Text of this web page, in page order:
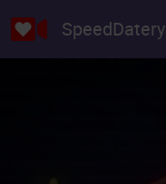
SpeedDatery